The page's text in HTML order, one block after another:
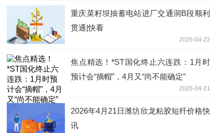
重庆菜籽坝抽蓄电站进厂交通洞B段顺利
贯通|快看
2026-04-22
焦点精选！*ST国化终止六连跌：1月时
预计会“摘帽”，4月又“尚不能确定”
2026-04-21
2026年4月21日潍坊欣龙粘胶短纤价格快
讯